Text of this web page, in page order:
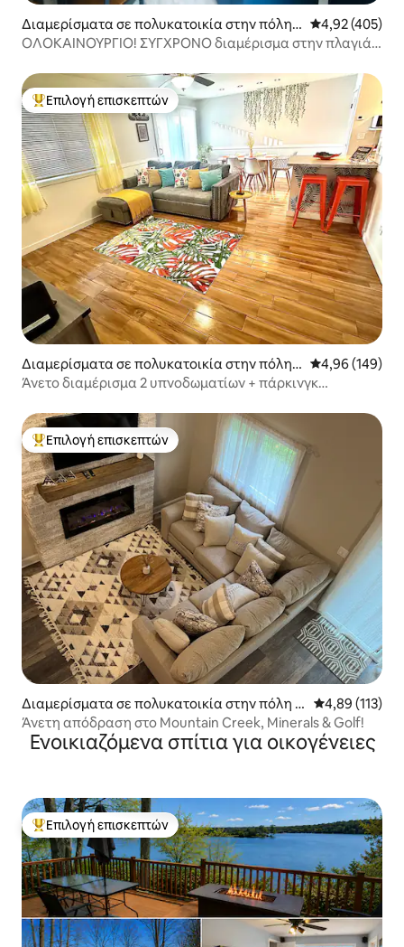
Διαμερίσματα σε πολυκατοικία στην πόλη V
ernon Township
Μέση
4,92 (405)
ΟΛΟΚΑΙΝΟΥΡΓΙΟ! ΣΥΓΧΡΟΝΟ διαμέρισμα στην πλαγιά,
Κορυφαία επιλογή επισκεπτών
Επιλογή επισκεπτών
Διαμερίσματα σε πολυκατοικία στην πόλη V
ernon Township
Μέση
4,96 (149)
Άνετο διαμέρισμα 2 υπνοδωματίων + πάρκινγκ
Κορυφαία επιλογή επισκεπτών
Επιλογή επισκεπτών
Διαμερίσματα σε πολυκατοικία στην πόλη V
ernon Township
Μέση
4,89 (113)
Άνετη απόδραση στο Mountain Creek, Minerals & Golf!
Ενοικιαζόμενα σπίτια για οικογένειες
Κορυφαία επιλογή επισκεπτών
Επιλογή επισκεπτών